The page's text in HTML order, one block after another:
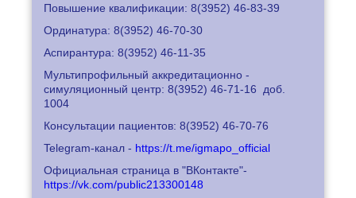
Повышение квалификации: 8(3952) 46-83-39
Ординатура: 8(3952) 46-70-30
Аспирантура: 8(3952) 46-11-35
Мультипрофильный аккредитационно -
симуляционный центр: 8(3952) 46-71-16
доб.
1004
Консультации пациентов: 8(3952) 46-70-76
Telegram-канал - https://t.me/igmapo_official
Официальная страница в "ВКонтакте"-
https://vk.com/public213300148